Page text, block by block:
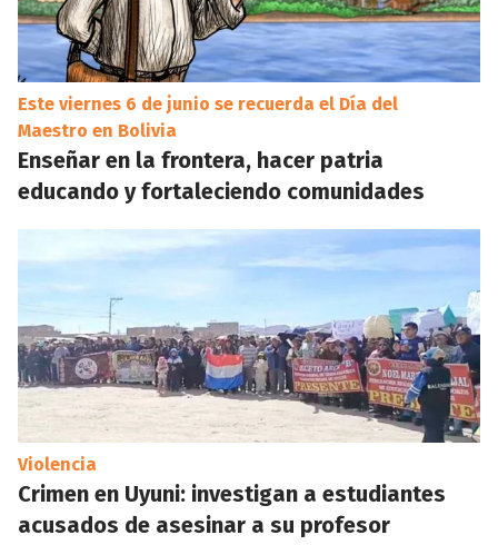
Este viernes 6 de junio se recuerda el Día del
Maestro en Bolivia
Enseñar en la frontera, hacer patria
educando y fortaleciendo comunidades
Violencia
Crimen en Uyuni: investigan a estudiantes
acusados de asesinar a su profesor